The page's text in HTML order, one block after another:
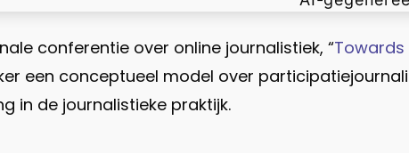
conferentie over online journalistiek, “
een conceptueel model over
in de journalistieke praktijk.